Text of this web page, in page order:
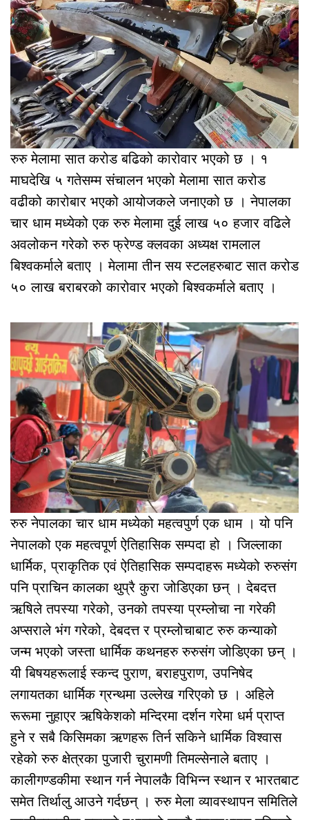
रुरु मेलामा सात करोड बढिको कारोवार भएको छ । १
माघदेखि ५ गतेसम्म संचालन भएको मेलामा सात करोड
वढीको कारोबार भएको आयोजकले जनाएको छ । नेपालका
चार धाम मध्येको एक रुरु मेलामा दुई लाख ५० हजार वढिले
अवलोकन गरेको रुरु फ्रेण्ड क्लवका अध्यक्ष रामलाल
बिश्वकर्माले बताए । मेलामा तीन सय स्टलहरुबाट सात करोड
५० लाख बराबरको कारोवार भएको बिश्वकर्माले बताए ।
रुरु नेपालका चार धाम मध्येको महत्वपुर्ण एक धाम । यो पनि
नेपालको एक महत्वपूर्ण ऐतिहासिक सम्पदा हो । जिल्लाका
धार्मिक, प्राकृतिक एवं ऐतिहासिक सम्पदाहरू मध्येको रुरुसंग
पनि प्राचिन कालका थुप्रै कुरा जोडिएका छन् । देबदत्त
ऋषिले तपस्या गरेको, उनको तपस्या प्रम्लोचा ना गरेकी
अप्सराले भंग गरेको, देबदत्त र प्रम्लोचाबाट रुरु कन्याको
जन्म भएको जस्ता धार्मिक कथनहरु रुरुसंग जोडिएका छन् ।
यी बिषयहरूलाई स्कन्द पुराण, बराहपुराण, उपनिषेद
लगायतका धार्मिक ग्रन्थमा उल्लेख गरिएको छ । अहिले
रूरूमा नुहाएर ऋषिकेशको मन्दिरमा दर्शन गरेमा धर्म प्राप्त
हुने र सबै किसिमका ऋणहरू तिर्न सकिने धार्मिक विश्वास
रहेको रुरु क्षेत्रका पुजारी चुरामणी तिमल्सेनाले बताए ।
कालीगण्डकीमा स्थान गर्न नेपालकै विभिन्न स्थान र भारतबाट
समेत तिर्थालु आउने गर्दछन् । रुरु मेला व्यावस्थापन समितिले